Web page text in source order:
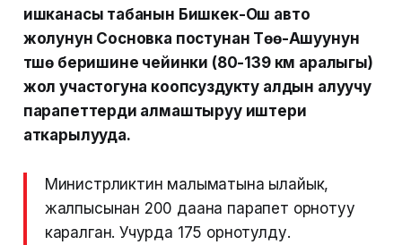
ишканасы табанын Бишкек-Ош авто
жолунун Сосновка постунан Тɵɵ-Ашуунун
түшɵ беришине чейинки (80-139 км аралыгы)
жол участогуна коопсуздукту алдын алуучу
парапеттерди алмаштыруу иштери
аткарылууда.
Министрликтин малыматына ылайык,
жалпысынан 200 даана парапет орнотуу
каралган. Учурда 175 орнотулду.